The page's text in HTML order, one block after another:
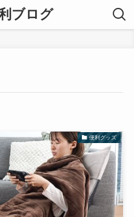
ブログ
便利グッズ